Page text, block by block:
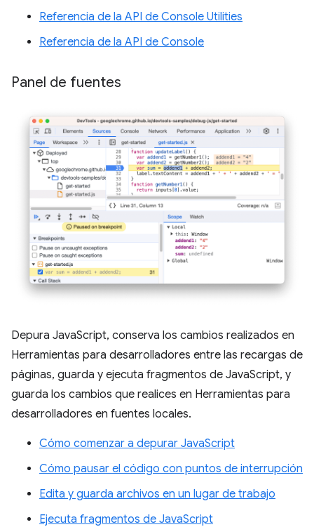
Referencia de la API de Console Utilities
Referencia de la API de Console
Panel de fuentes
Depura JavaScript, conserva los cambios realizados en
Herramientas para desarrolladores entre las recargas de
páginas, guarda y ejecuta fragmentos de JavaScript, y
guarda los cambios que realices en Herramientas para
desarrolladores en fuentes locales.
Cómo comenzar a depurar JavaScript
Cómo pausar el código con puntos de interrupción
Edita y guarda archivos en un lugar de trabajo
Ejecuta fragmentos de JavaScript